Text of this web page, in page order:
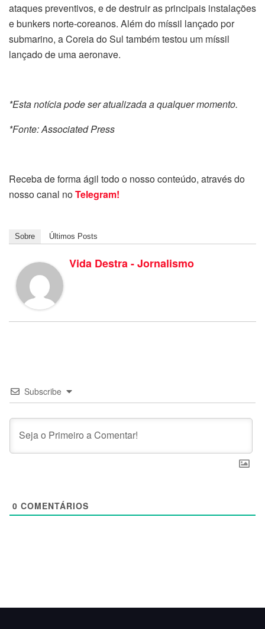
ataques preventivos, e de destruir as principais instalações
e bunkers norte-coreanos. Além do míssil lançado por
submarino, a Coreia do Sul também testou um míssil
lançado de uma aeronave.
*Esta notícia pode ser atualizada a qualquer momento.
*Fonte: Associated Press
Receba de forma ágil todo o nosso conteúdo, através do
nosso canal noTelegram!
Sobre Últimos Posts
Vida Destra - Jornalismo
Subscribe
0 COMENTÁRIOS